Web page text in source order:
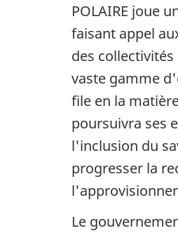
POLAIRE joue
faisant appel
des
vaste gamme
file en la
poursuivra ses
l'inclusion du
progresser la
Le